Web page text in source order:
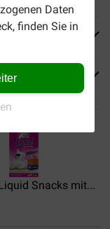
Daten
finden Sie in
Snacks mit...